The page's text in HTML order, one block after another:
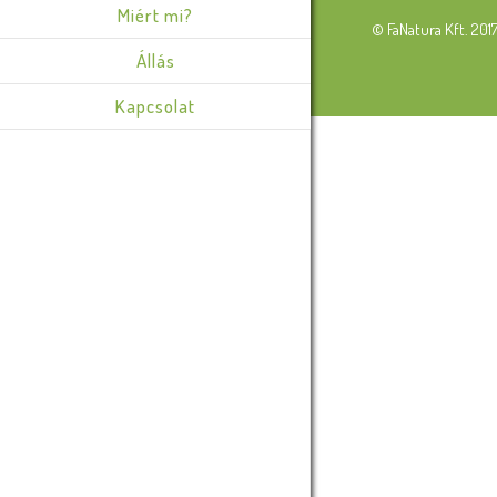
Miért mi?
Állás
Kapcsolat
© FaNatura Kft.